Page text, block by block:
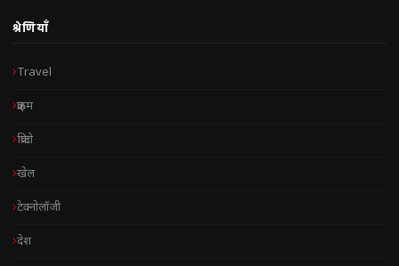
श्रेणियाँ
Travel
क्राइम
क्रिप्टो
खेल
टेक्नोलॉजी
देश